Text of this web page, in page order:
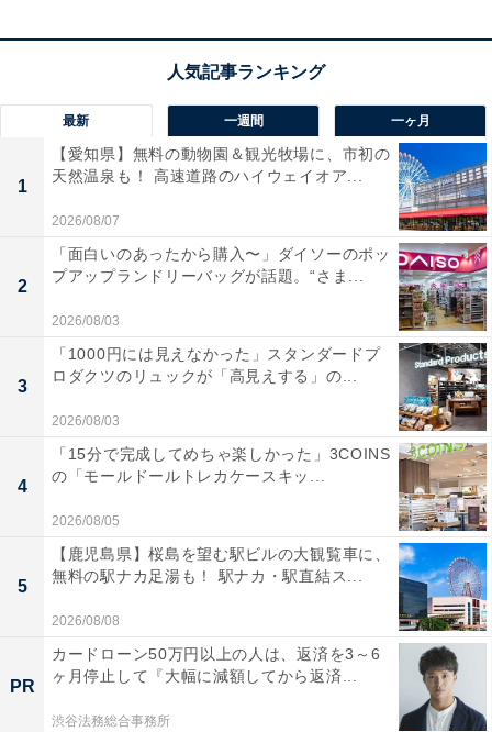
最新 一週間 一ヶ月
1
【愛知県】無料の動物園＆観光牧場に、市初の
天然温泉も！ 高速道路のハイウェイオア...
2026/08/07
2
「面白いのあったから購入〜」ダイソーのポッ
プアップランドリーバッグが話題。“さま...
2026/08/03
3
「1000円には見えなかった」スタンダードプ
ロダクツのリュックが「高見えする」の...
2026/08/03
4
「15分で完成してめちゃ楽しかった」3COINS
の「モールドールトレカケースキッ...
2026/08/05
5
【鹿児島県】桜島を望む駅ビルの大観覧車に、
無料の駅ナカ足湯も！ 駅ナカ・駅直結ス...
2026/08/08
PR
カードローン50万円以上の人は、返済を3～6
ヶ月停止して『大幅に減額してから返済...
渋谷法務総合事務所